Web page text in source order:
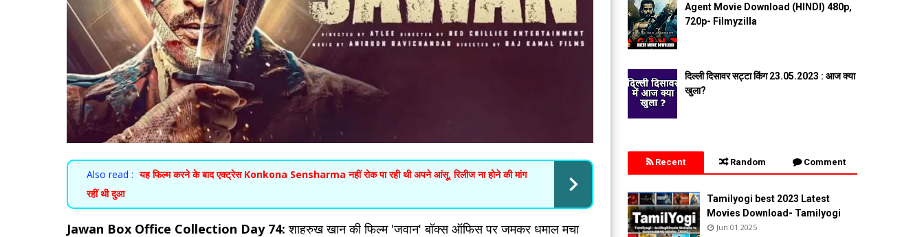
Also read : यह फिल्म करने के बाद एक्ट्रेस Konkona Sensharma नहीं रोक पा रही थी अपने आंसू, रिलीज ना होने की मांग
रहीं थी दुआ
Jawan Box Office Collection Day 74: शाहरुख खान की फिल्म 'जवान' बॉक्स ऑफिस पर जमकर धमाल मचा
Agent Movie Download (HINDI) 480p,
720p- Filmyzilla
दिल्ली दिसावर सट्टा किंग 23.05.2023 : आज क्या
खुला?
Recent Random Comment
Tamilyogi best 2023 Latest
Movies Download- Tamilyogi
Jun 01 2025